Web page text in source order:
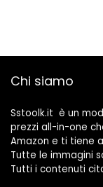
Chi siamo
Sstoolk.it è un
prezzi all-in-one
Amazon e ti tiene
Tutte le immagini
Tutti i contenuti